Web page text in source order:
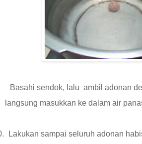
Basahi sendok, lalu ambil adonan
langsung masukkan ke dalam air
Lakukan sampai seluruh adonan